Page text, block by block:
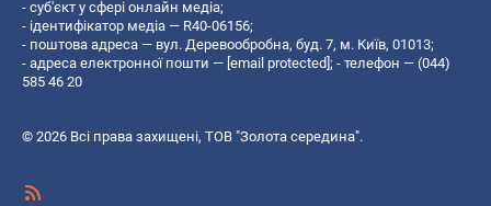
- суб'єкт у сфері онлайн медіа;
- ідентифікатор медіа — R40-06156;
- поштова адреса — вул. Деревообробна, буд. 7, м. Київ, 01013;
- адреса електронної пошти — [email protected]; - телефон — (044)
585 46 20
© 2026 Всі права захищені, ТОВ "Золота середина".